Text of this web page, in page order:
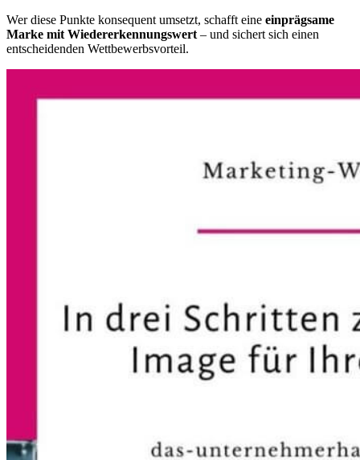
Wer diese Punkte konsequent umsetzt, schafft eine einprägsame
Marke mit Wiedererkennungswert – und sichert sich einen
entscheidenden Wettbewerbsvorteil.